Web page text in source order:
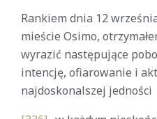
Rankiem dnia 12
mieście Osimo,
wyrazić następujące
intencję, ofiarowanie i
najdoskonalszej jedności